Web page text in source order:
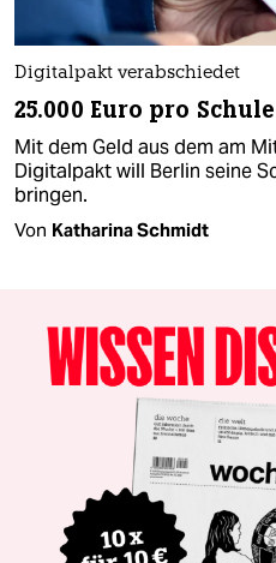
Digitalpakt verabschiedet
25.000 Euro pro Schule
Mit dem Geld aus dem am
Digitalpakt will Berlin seine
bringen.
Von Katharina Schmidt